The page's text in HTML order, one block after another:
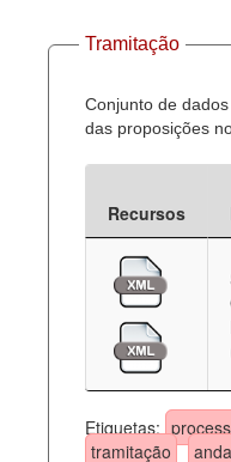
Tramitação
Conjunto de
das proposições
Recursos
Etiquetas:
tramitação